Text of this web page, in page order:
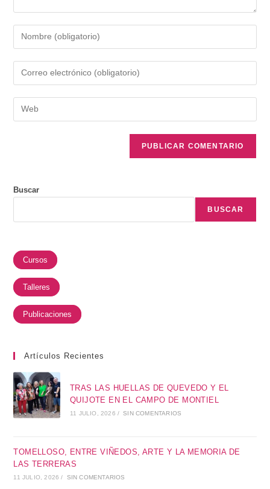
Buscar
BUSCAR
Cursos
Talleres
Publicaciones
Artículos Recientes
TRAS LAS HUELLAS DE QUEVEDO Y EL
QUIJOTE EN EL CAMPO DE MONTIEL
11 JULIO, 2026 / SIN COMENTARIOS
TOMELLOSO, ENTRE VIÑEDOS, ARTE Y LA MEMORIA DE
LAS TERRERAS
11 JULIO, 2026 / SIN COMENTARIOS